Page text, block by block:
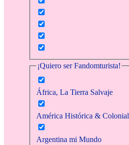
¡Quiero ser Fandomturista!
África, La Tierra Salvaje
América Histórica & Colonial
Argentina mi Mundo